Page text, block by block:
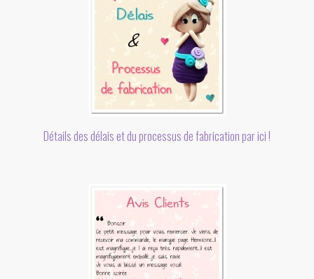
Détails des délais et du processus de fabrication par ici !